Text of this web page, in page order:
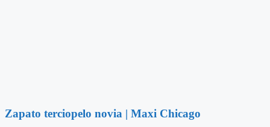
Zapato terciopelo novia | Maxi Chicago